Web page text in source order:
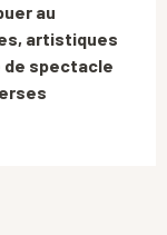
au
artistiques
de spectacle